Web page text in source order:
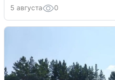
5 августа 0